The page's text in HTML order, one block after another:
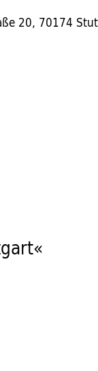
20, 70174